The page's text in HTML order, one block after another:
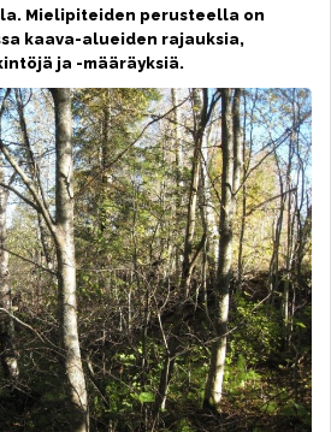
Mielipiteiden perusteella on
kaava-alueiden rajauksia,
ja -määräyksiä.